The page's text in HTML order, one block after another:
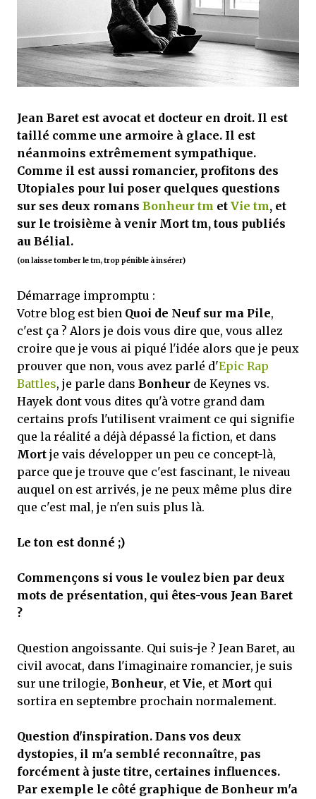
j’ai dit au sujet des tomes précédents : tant l’univers que les protagonistes
Jean Baret est avocat et docteur en droit. Il est
taillé comme une armoire à glace. Il est
néanmoins extrêmement sympathique.
Comme il est aussi romancier, profitons des
Utopiales pour lui poser quelques questions
sur ses deux romans Bonheur tm et Vie tm, et
sur le troisième à venir Mort tm, tous publiés
au Bélial.
(on laisse tomber le tm, trop pénible à insérer)
Démarrage impromptu :
Votre blog est bien Quoi de Neuf sur ma Pile,
c'est ça ? Alors je dois vous dire que, vous allez
croire que je vous ai piqué l'idée alors que je peux
prouver que non, vous avez parlé d'Epic Rap
Battles, je parle dans Bonheur de Keynes vs.
Hayek dont vous dites qu'à votre grand dam
certains profs l'utilisent vraiment ce qui signifie
que la réalité a déjà dépassé la fiction, et dans
Mort je vais développer un peu ce concept-là,
parce que je trouve que c'est fascinant, le niveau
auquel on est arrivés, je ne peux même plus dire
que c'est mal, je n'en suis plus là.
Le ton est donné ;)
Commençons si vous le voulez bien par deux
mots de présentation, qui êtes-vous Jean Baret
?
Question angoissante. Qui suis-je ? Jean Baret, au
civil avocat, dans l'imaginaire romancier, je suis
sur une trilogie, Bonheur, et Vie, et Mort qui
sortira en septembre prochain normalement.
Question d'inspiration. Dans vos deux
dystopies, il m'a semblé reconnaître, pas
forcément à juste titre, certaines influences.
Par exemple le côté graphique de Bonheur m'a